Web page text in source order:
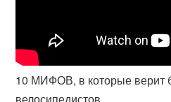
10 МИФОВ, в которые верит